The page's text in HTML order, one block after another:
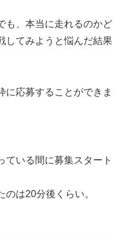
も、本当に走れるのかど
してみようと悩んだ結果
に応募することができま
ている間に募集スタート
は20分後くらい。